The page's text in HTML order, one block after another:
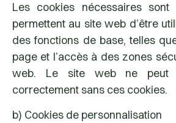
Les cookies nécessaires
permettent au site web d’être
des fonctions de base, telles
page et l’accès à des zones
web. Le site web ne peut
correctement sans ces cookies.
b) Cookies de personnalisation